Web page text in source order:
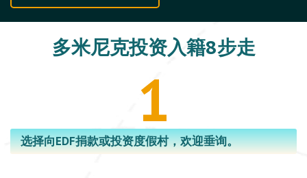
多米尼克投资入籍8步走
1
选择向EDF捐款或投资度假村，欢迎垂询。